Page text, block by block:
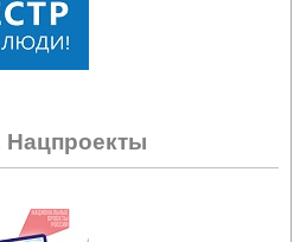
Нацпроекты